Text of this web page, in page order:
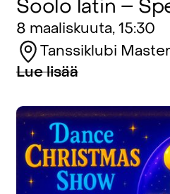
Soolo latin –
8 maaliskuuta, 15:30
Tanssiklubi Master
Lue lisää